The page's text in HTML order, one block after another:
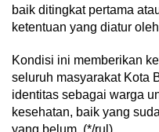
baik ditingkat pertama
ketentuan yang diatur
Kondisi ini memberikan
seluruh masyarakat Kota
identitas sebagai warga
kesehatan, baik yang
yang belum. (*/rul)